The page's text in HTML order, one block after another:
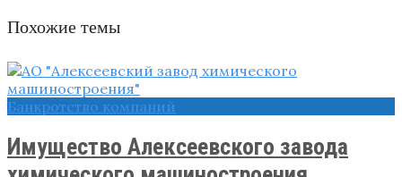
Похожие темы
Банкротство компаний
Имущество Алексеевского завода